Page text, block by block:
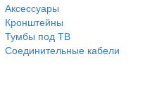
Аксессуары
Кронштейны
Тумбы под ТВ
Соединительные кабели